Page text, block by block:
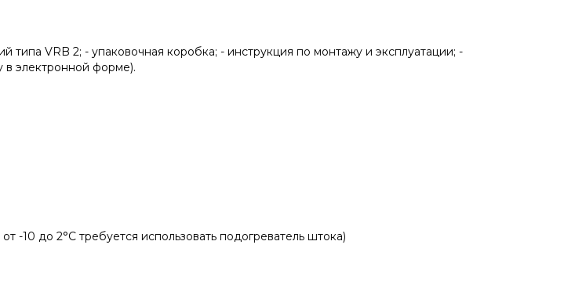
типа VRB 2; - упаковочная коробка; - инструкция по монтажу и эксплуатации; -
в электронной форме).
-10 до 2°С требуется использовать подогреватель штока)